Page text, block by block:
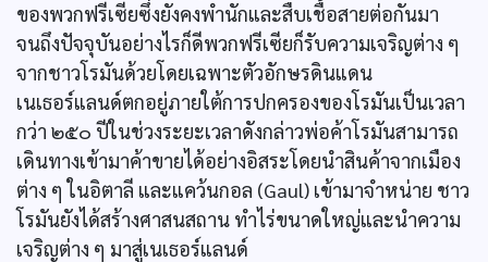
ของพวกฟรีเซียซึ่งยังคงพำนักและสืบเชื้อสายต่อกันมา
จนถึงปัจจุบันอย่างไรก็ดีพวกฟรีเซียก็รับความเจริญต่าง ๆ
จากชาวโรมันด้วยโดยเฉพาะตัวอักษรดินแดน
เนเธอร์แลนด์ตกอยู่ภายใต้การปกครองของโรมันเป็นเวลา
กว่า ๒๕๐ ปีในช่วงระยะเวลาดังกล่าวพ่อค้าโรมันสามารถ
เดินทางเข้ามาค้าขายได้อย่างอิสระโดยนำสินค้าจากเมือง
ต่าง ๆ ในอิตาลี และแคว้นกอล (Gaul) เข้ามาจำหน่าย ชาว
โรมันยังได้สร้างศาสนสถาน ทำไร่ขนาดใหญ่และนำความ
เจริญต่าง ๆ มาสู่เนเธอร์แลนด์